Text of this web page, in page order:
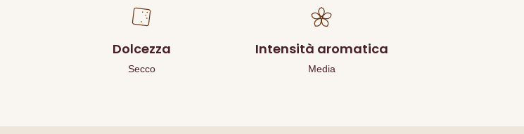
Dolcezza
Secco
Intensità aromatica
Media